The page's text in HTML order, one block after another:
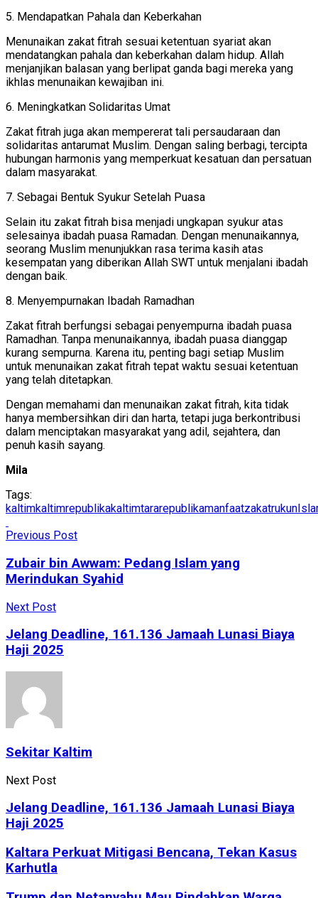
5. Mendapatkan Pahala dan Keberkahan
Menunaikan zakat fitrah sesuai ketentuan syariat akan
mendatangkan pahala dan keberkahan dalam hidup. Allah
menjanjikan balasan yang berlipat ganda bagi mereka yang
ikhlas menunaikan kewajiban ini.
6. Meningkatkan Solidaritas Umat
Zakat fitrah juga akan mempererat tali persaudaraan dan
solidaritas antarumat Muslim. Dengan saling berbagi, tercipta
hubungan harmonis yang memperkuat kesatuan dan persatuan
dalam masyarakat.
7. Sebagai Bentuk Syukur Setelah Puasa
Selain itu zakat fitrah bisa menjadi ungkapan syukur atas
selesainya ibadah puasa Ramadan. Dengan menunaikannya,
seorang Muslim menunjukkan rasa terima kasih atas
kesempatan yang diberikan Allah SWT untuk menjalani ibadah
dengan baik.
8. Menyempurnakan Ibadah Ramadhan
Zakat fitrah berfungsi sebagai penyempurna ibadah puasa
Ramadhan. Tanpa menunaikannya, ibadah puasa dianggap
kurang sempurna. Karena itu, penting bagi setiap Muslim
untuk menunaikan zakat fitrah tepat waktu sesuai ketentuan
yang telah ditetapkan.
Dengan memahami dan menunaikan zakat fitrah, kita tidak
hanya membersihkan diri dan harta, tetapi juga berkontribusi
dalam menciptakan masyarakat yang adil, sejahtera, dan
penuh kasih sayang.
Mila
Tags:
kaltimkaltimrepublikakaltimtararepublikamanfaatzakat
Previous Post
Zubair bin Awwam: Pedang Islam yang
Merindukan Syahid
Next Post
Jelang Deadline, 161.136 Jamaah Lunasi Biaya
Haji 2025
Sekitar Kaltim
Next Post
Jelang Deadline, 161.136 Jamaah Lunasi Biaya
Haji 2025
Kaltara Perkuat Mitigasi Bencana, Tekan Kasus
Karhutla